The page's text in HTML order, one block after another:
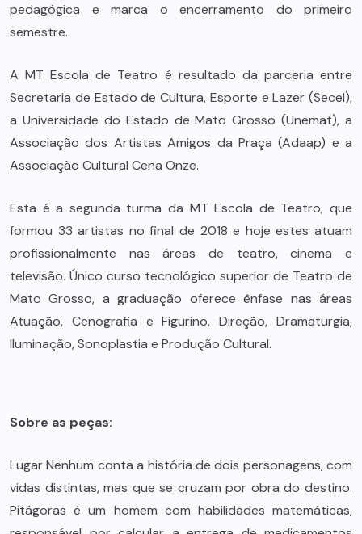
pedagógica e marca o encerramento do primeiro
semestre.
A MT Escola de Teatro é resultado da parceria entre
Secretaria de Estado de Cultura, Esporte e Lazer (Secel),
a Universidade do Estado de Mato Grosso (Unemat), a
Associação dos Artistas Amigos da Praça (Adaap) e a
Associação Cultural Cena Onze.
Esta é a segunda turma da MT Escola de Teatro, que
formou 33 artistas no final de 2018 e hoje estes atuam
profissionalmente nas áreas de teatro, cinema e
televisão. Único curso tecnológico superior de Teatro de
Mato Grosso, a graduação oferece ênfase nas áreas
Atuação, Cenografia e Figurino, Direção, Dramaturgia,
Iluminação, Sonoplastia e Produção Cultural.
Sobre as peças:
Lugar Nenhum conta a história de dois personagens, com
vidas distintas, mas que se cruzam por obra do destino.
Pitágoras é um homem com habilidades matemáticas,